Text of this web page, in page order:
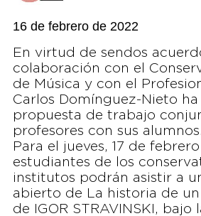
16 de febrero de 2022
En virtud de sendos
colaboración con el
de Música y con el
Carlos Domínguez-Nieto
propuesta de trabajo
profesores con sus alumnos.
Para el jueves, 17 de febrero
estudiantes de los
institutos podrán asistir a
abierto de La historia de
de IGOR STRAVINSKI,